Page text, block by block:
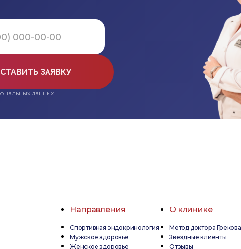
ЗАЯВКУ
данных
Направления
Спортивная эндокринология
Мужское здоровье
Женское здоровье
О клинике
Метод доктора Грекова
Звездные клиенты
Отзывы